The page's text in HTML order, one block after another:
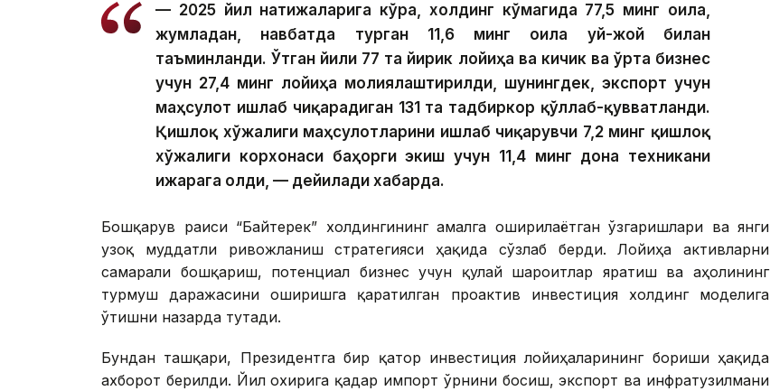
— 2025 йил натижаларига кўра, холдинг кўмагида 77,5 минг оила,
жумладан, навбатда турган 11,6 минг оила уй-жой билан
таъминланди. Ўтган йили 77 та йирик лойиҳа ва кичик ва ўрта бизнес
учун 27,4 минг лойиҳа молиялаштирилди, шунингдек, экспорт учун
маҳсулот ишлаб чиқарадиган 131 та тадбиркор қўллаб-қувватланди.
Қишлоқ хўжалиги маҳсулотларини ишлаб чиқарувчи 7,2 минг қишлоқ
хўжалиги корхонаси баҳорги экиш учун 11,4 минг дона техникани
ижарага олди, — дейилади хабарда.
Бошқарув раиси “Байтерек” холдингининг амалга оширилаётган ўзгаришлари ва янги
узоқ муддатли ривожланиш стратегияси ҳақида сўзлаб берди. Лойиҳа активларни
самарали бошқариш, потенциал бизнес учун қулай шароитлар яратиш ва аҳолининг
турмуш даражасини оширишга қаратилган проактив инвестиция холдинг моделига
ўтишни назарда тутади.
Бундан ташқари, Президентга бир қатор инвестиция лойиҳаларининг бориши ҳақида
ахборот берилди. Йил охирига қадар импорт ўрнини босиш, экспорт ва инфратузилмани